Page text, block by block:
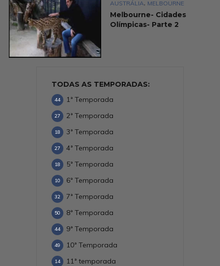
AUSTRÁLIA, MELBOURNE
Melbourne- Cidades
Olímpicas- Parte 2
TODAS AS TEMPORADAS:
1ª Temporada
44
2ª Temporada
27
3ª Temporada
18
4ª Temporada
27
5ª Temporada
18
6ª Temporada
10
7ª Temporada
32
8ª Temporada
50
9ª Temporada
44
10ª Temporada
49
11ª temporada
14